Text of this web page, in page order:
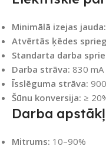
Minimālā izejas jauda:
Atvērtās ķēdes
Standarta darba
Darba strāva: 830 mA
Īsslēguma strāva:
Šūnu konversija: ≥
Darba
Mitrums: 10–90%